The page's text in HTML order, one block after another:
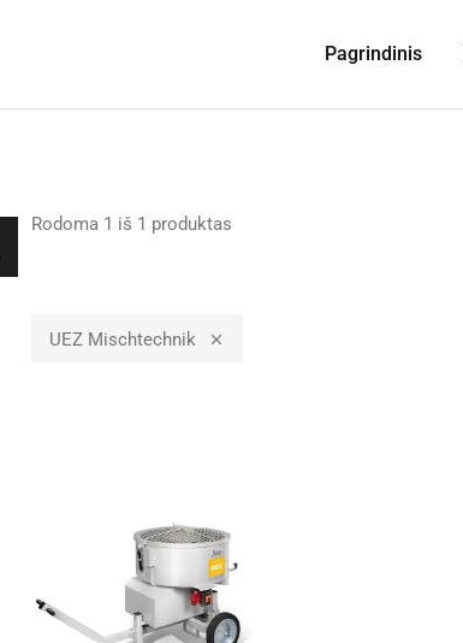
Pagrindinis
Rodoma 1 iš 1 produktas
UEZ Mischtechnik